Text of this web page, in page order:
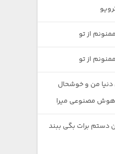
از تو
از تو
من و خوشحال
هوش مصنوعی میرا
برات بگی ببند